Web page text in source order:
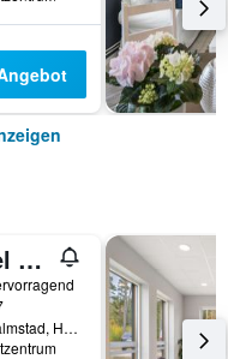
Elite Hotel Mårtenson
Storgatan 52, Halmstad, Halland, Schweden